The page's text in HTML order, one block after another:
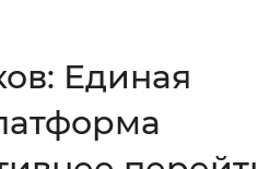
между буквами
Единая